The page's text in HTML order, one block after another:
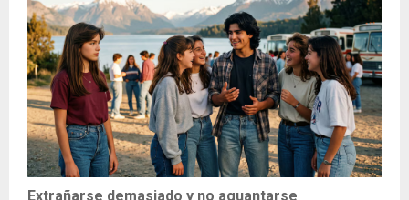
Extrañarse demasiado y no aguantarse